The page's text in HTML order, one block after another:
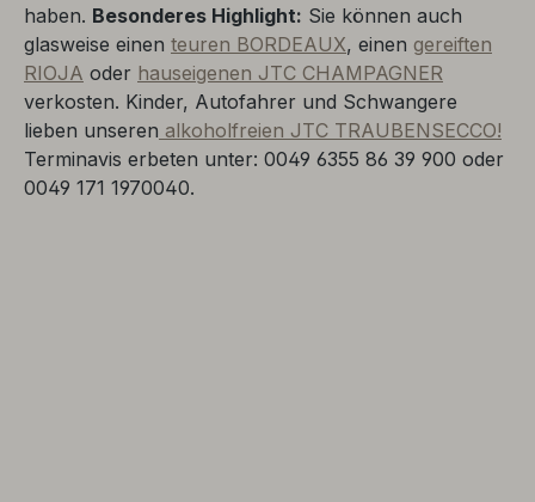
haben. Besonderes Highlight: Sie können auch
glasweise einen teuren BORDEAUX, einen gereiften
RIOJA oder hauseigenen JTC CHAMPAGNER
verkosten. Kinder, Autofahrer und Schwangere
lieben unseren alkoholfreien JTC TRAUBENSECCO!
Terminavis erbeten unter: 0049 6355 86 39 900 oder
0049 171 1970040.